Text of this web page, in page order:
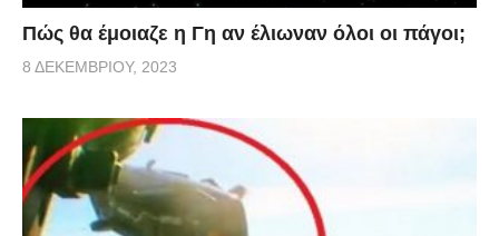
Πώς θα έμοιαζε η Γη αν έλιωναν όλοι οι πάγοι;
8 ΔΕΚΕΜΒΡΊΟΥ, 2023